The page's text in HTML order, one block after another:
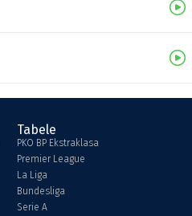
Tabele
PKO BP Ekstraklasa
Premier League
La Liga
Bundesliga
Serie A